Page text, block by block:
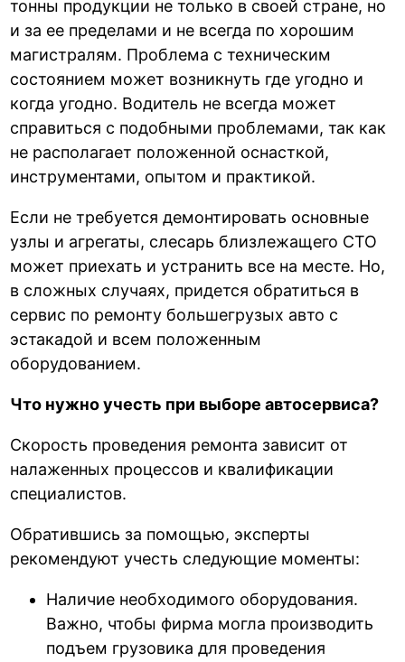
тонны продукции не только в своей стране, но
и за ее пределами и не всегда по хорошим
магистралям. Проблема с техническим
состоянием может возникнуть где угодно и
когда угодно. Водитель не всегда может
справиться с подобными проблемами, так как
не располагает положенной оснасткой,
инструментами, опытом и практикой.
Если не требуется демонтировать основные
узлы и агрегаты, слесарь близлежащего СТО
может приехать и устранить все на месте. Но,
в сложных случаях, придется обратиться в
сервис по ремонту большегрузых авто с
эстакадой и всем положенным
оборудованием.
Что нужно учесть при выборе автосервиса?
Скорость проведения ремонта зависит от
налаженных процессов и квалификации
специалистов.
Обратившись за помощью, эксперты
рекомендуют учесть следующие моменты:
Наличие необходимого оборудования.
Важно, чтобы фирма могла производить
подъем грузовика для проведения